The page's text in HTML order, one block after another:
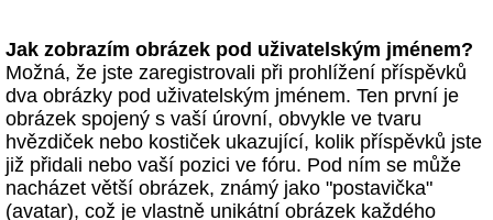
Jak zobrazím obrázek pod uživatelským jménem?
Možná, že jste zaregistrovali při prohlížení příspěvků
dva obrázky pod uživatelským jménem. Ten první je
obrázek spojený s vaší úrovní, obvykle ve tvaru
hvězdiček nebo kostiček ukazující, kolik příspěvků jste
již přidali nebo vaší pozici ve fóru. Pod ním se může
nacházet větší obrázek, známý jako "postavička"
(avatar), což je vlastně unikátní obrázek každého